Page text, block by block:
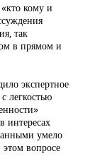
кому и
так
в прямом и
экспертное
легкостью
интересах
умело
вопросе